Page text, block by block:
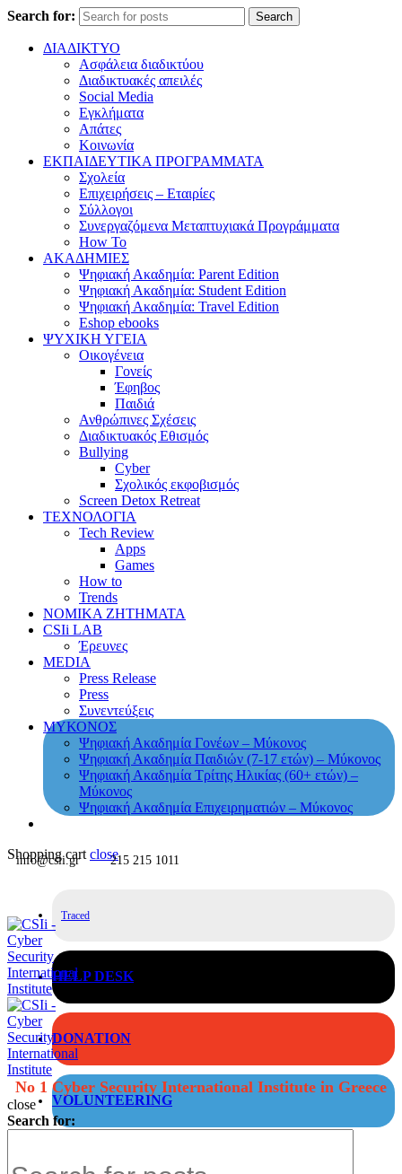
Search for: Search
ΔΙΑΔΙΚΤΥΟ
Ασφάλεια διαδικτύου
Διαδικτυακές απειλές
Social Media
Εγκλήματα
Απάτες
Κοινωνία
ΕΚΠΑΙΔΕΥΤΙΚΑ ΠΡΟΓΡΑΜΜΑΤΑ
Σχολεία
Επιχειρήσεις – Εταιρίες
Σύλλογοι
Συνεργαζόμενα Μεταπτυχιακά Προγράμματα
How To
ΑΚΑΔΗΜΙΕΣ
Ψηφιακή Ακαδημία: Parent Edition
Ψηφιακή Ακαδημία: Student Edition
Ψηφιακή Ακαδημία: Travel Edition
Eshop ebooks
ΨΥΧΙΚΗ ΥΓΕΙΑ
Οικογένεια
Γονείς
Έφηβος
Παιδιά
Ανθρώπινες Σχέσεις
Διαδικτυακός Εθισμός
Bullying
Cyber
Σχολικός εκφοβισμός
Screen Detox Retreat
ΤΕΧΝΟΛΟΓΙΑ
Tech Review
Apps
Games
How to
Trends
ΝΟΜΙΚΑ ΖΗΤΗΜΑΤΑ
CSIi LAB
Έρευνες
MEDIA
Press Release
Press
Συνεντεύξεις
ΜΥΚΟΝΟΣ
Ψηφιακή Ακαδημία Γονέων – Μύκονος
Ψηφιακή Ακαδημία Παιδιών (7-17 ετών) – Μύκονος
Ψηφιακή Ακαδημία Τρίτης Ηλικίας (60+ ετών) –
Μύκονος
Ψηφιακή Ακαδημία Επιχειρηματιών – Μύκονος
Shopping cart close
info@csii.gr 215 215 1011
Traced
HELP DESK
DONATION
VOLUNTEERING
No 1 Cyber Security International Institute in Greece
close
Search for: